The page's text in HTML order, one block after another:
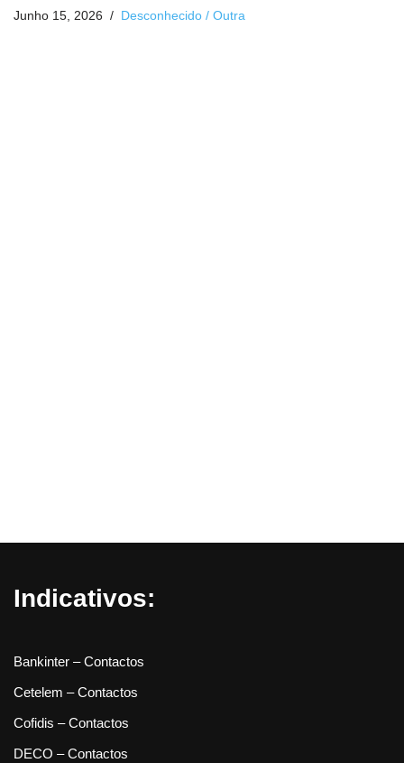
Junho 15, 2026 Desconhecido / Outra
Indicativos:
Bankinter – Contactos
Cetelem – Contactos
Cofidis – Contactos
DECO – Contactos